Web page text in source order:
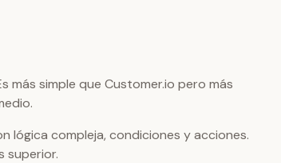
simple que Customer.io pero más
lógica compleja, condiciones y acciones.
superior.